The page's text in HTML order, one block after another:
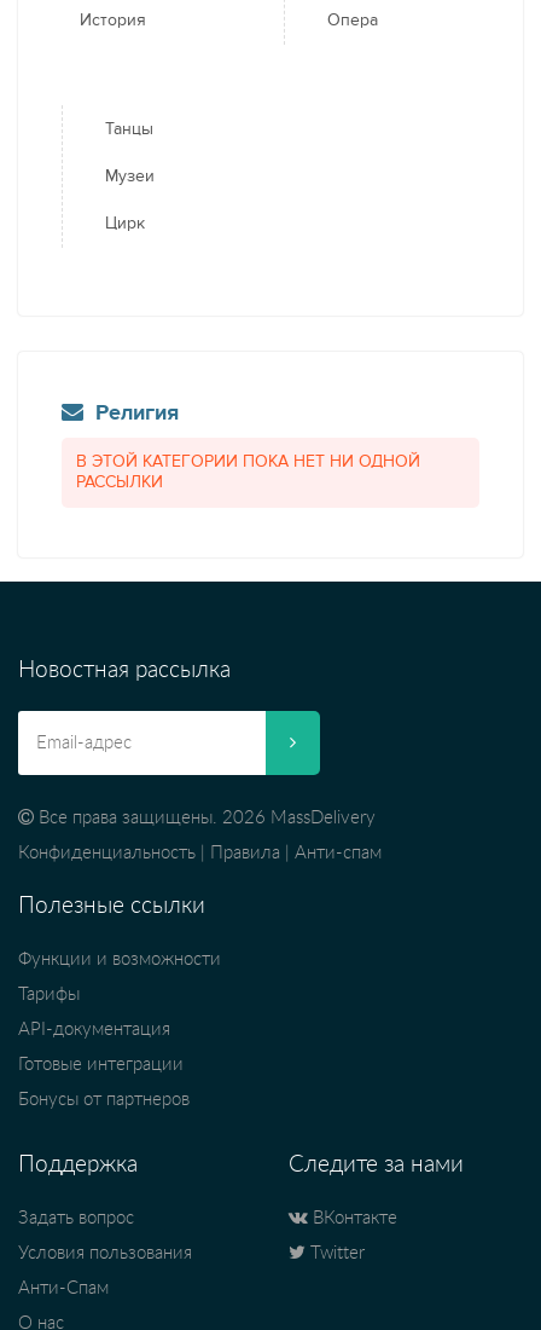
История Опера
Танцы
Музеи
Цирк
Религия
В ЭТОЙ КАТЕГОРИИ ПОКА НЕТ НИ ОДНОЙ
РАССЫЛКИ
Новостная рассылка
Все права защищены. 2026 MassDelivery
Конфиденциальность
Правила Анти-спам
Полезные ссылки
Функции и возможности
Тарифы
API-документация
Готовые интеграции
Бонусы от партнеров
Поддержка
Задать вопрос
Условия пользования
Анти-Спам
О нас
Следите за нами
ВКонтакте
Twitter